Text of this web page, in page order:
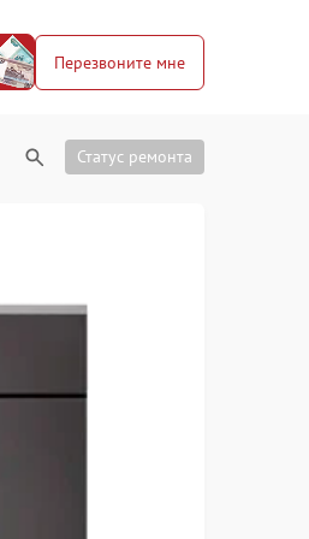
Перезвоните мне
Статус ремонта